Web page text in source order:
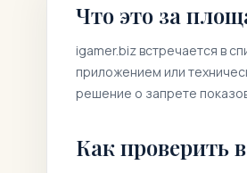
Что это за
igamer.biz встречается в
приложением или
решение о запрете
Как проверить